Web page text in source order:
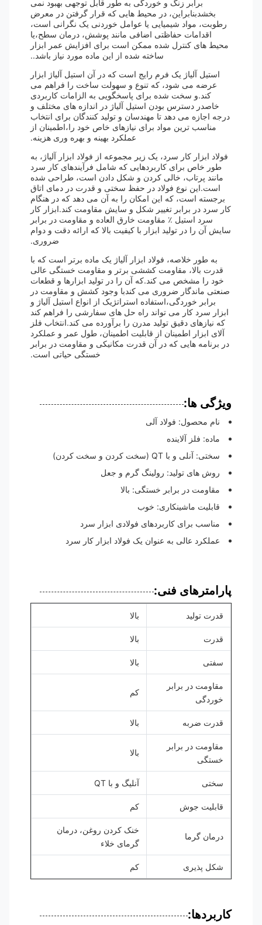
برابر زنگ و خوردگی به طور قابل توجهی بهبود نمی
بخشدبنابراین، در محیط هایی که قرار گرفتن در معرض
رطوبت، مواد شیمیایی یا عوامل خوردنی یک نگرانی است،
اقدامات حفاظتی اضافی مانند پوشش، درمان سطح،یا
محیط های کنترل شده ممکن است برای افزایش عمر ابزار
ساخته شده از این ماده مورد نیاز باشد..
استیل آلیاژ یک فرم رایج است که در آن استیل آلیاژ ابزار
عرضه می شود، که تنوع و سهولت ساخت را فراهم می
کند.و سخت شده برای پاسخگویی به الزامات کاربردی
خاصدر دسترس بودن استیل آلیاژ در اندازه های مختلف و
درجه اجازه می دهد تا مهندسان و تولید کنندگان برای انتخاب
مناسب ترین مواد برای نیازهای خاص خود را،اطمینان از
عملکرد بهینه و بهره وری هزینه.
فولاد ابزار کار سرد، یک زیر مجموعه از فولاد ابزار آلیاژ، به
طور خاص برای کاربردهایی که شامل فرآیندهای کار سرد
مانند پرتاب، خالی کردن و شکل دادن است، طراحی شده
است.این نوع فولاد در حفظ سختی و قدرت در دمای اتاق
برجسته است، که این امکان را به آن می دهد که در هنگام
کار سرد در برابر تغییر شکل و سایش مقاومت کند.ابزار کار
سرد استیل ٪ مقاومت خارق العاده و مقاومت در برابر
سایش آن را در تولید ابزار با کیفیت بالا که ارائه دقت و دوام
ضروری.
به طور خلاصه، فولاد ابزار آلیاژ یک ماده برتر است که با
قدرت بالا، مقاومت کششی برتر و مقاومت خستگی عالی
خود را مشخص می کند.که آن را در تولید ابزارها و قطعات
صنعتی ماندگار ضروری می کندبا وجود کشش و مقاومت در
برابر خوردگی،استفاده استراتژیک از انواع استیل آلیاژ و
ابزار سرد کار می تواند راه حل های سفارشی را فراهم کند
که نیازهای دقیق تولید مدرن را برآورده می کند.انتخاب فلز
آلای ابزار اطمینان از قابلیت اطمینان، طول عمر و عملکرد
در برنامه هایی که در آن قدرت مکانیکی و مقاومت در برابر
خستگی حیاتی است.
ویژگی ها:
نام محصول: فولاد آلی
ماده: فلز آلاینده
سختی: آنلی و با QT (سخت کردن و سخت کردن)
روش های تولید: رولینگ گرم و جعل
مقاومت در برابر خستگی: بالا
قابلیت ماشینکاری: خوب
مناسب برای کاربردهای فولادی ابزار سرد
عملکرد عالی به عنوان یک فولاد ابزار کار سرد
پارامترهای فنی:
قدرت تولید
قدرت
سفتی
مقاومت در برابر
خوردگی
قدرت ضربه
مقاومت در برابر
خستگی
سختی آنليگ و با QT
قابلیت جوش
درمان گرما
خنک کردن روغن، درمان
گرمای خلاء
شکل پذیری
کاربردها: